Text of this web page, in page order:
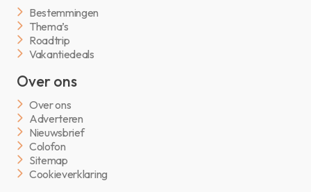
Bestemmingen
Thema’s
Roadtrip
Vakantiedeals
Over ons
Over ons
Adverteren
Nieuwsbrief
Colofon
Sitemap
Cookieverklaring